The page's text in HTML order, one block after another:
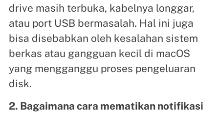
drive masih terbuka, kabelnya longgar,
atau port USB bermasalah. Hal ini juga
bisa disebabkan oleh kesalahan sistem
berkas atau gangguan kecil di macOS
yang mengganggu proses pengeluaran
disk.
2. Bagaimana cara mematikan notifikasi